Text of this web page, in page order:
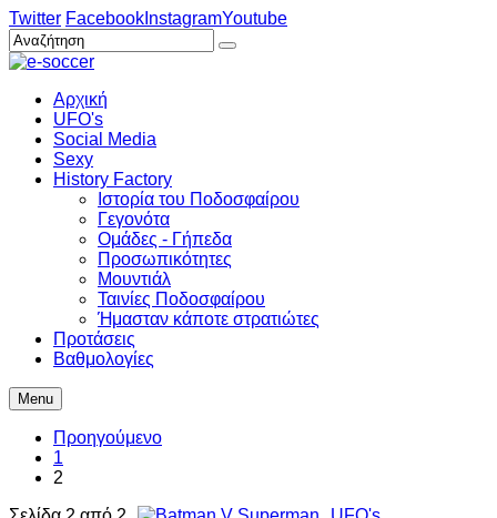
Twitter Facebook InstagramYoutube
Αρχική
UFO's
Social Media
Sexy
History Factory
Ιστορία του Ποδοσφαίρου
Γεγονότα
Ομάδες - Γήπεδα
Προσωπικότητες
Μουντιάλ
Ταινίες Ποδοσφαίρου
Ήμασταν κάποτε στρατιώτες
Προτάσεις
Βαθμολογίες
Menu
Προηγούμενο
1
2